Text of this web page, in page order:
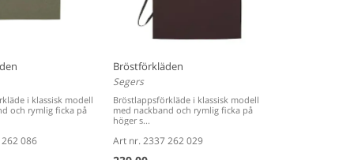
i klassisk modell
och rymlig ficka på
086
Bröstförkläden
Segers
Bröstlappsförkläde i klassisk modell
med nackband och rymlig ficka på
höger s...
Art nr. 2337 262 029